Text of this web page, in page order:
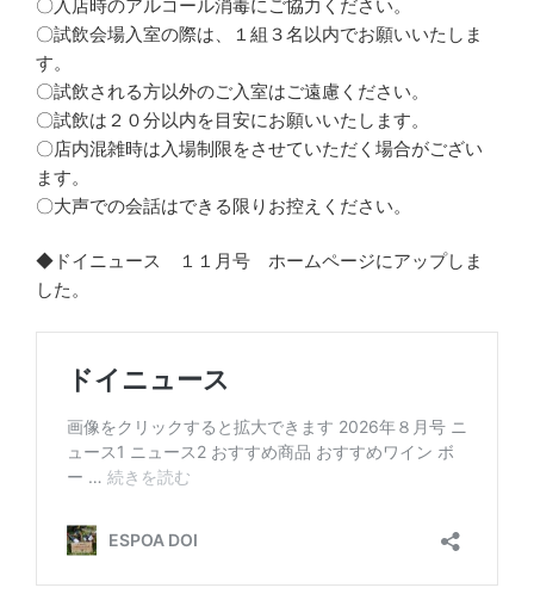
〇入店時のアルコール消毒にご協力ください。
〇試飲会場入室の際は、１組３名以内でお願いいたしま
す。
〇試飲される方以外のご入室はご遠慮ください。
〇試飲は２０分以内を目安にお願いいたします。
〇店内混雑時は入場制限をさせていただく場合がござい
ます。
〇大声での会話はできる限りお控えください。
◆ドイニュース １１月号 ホームページにアップしま
した。